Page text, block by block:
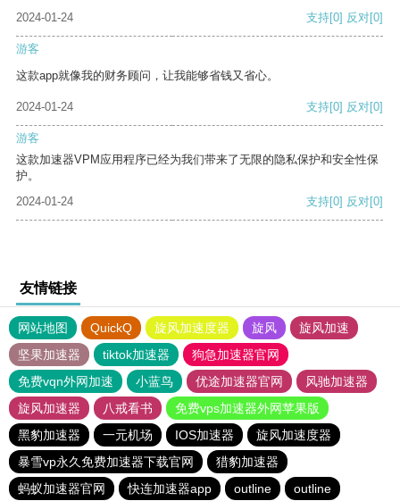
2024-01-24
支持[0] 反对[0]
游客
这款app就像我的财务顾问，让我能够省钱又省心。
2024-01-24 支持[0] 反对[0]
游客
这款加速器VPM应用程序已经为我们带来了无限的隐私保护和安全性保
护。
2024-01-24
支持[0] 反对[0]
友情链接
网站地图 QuickQ 旋风加速度器 旋风
旋风加速
坚果加速器
tiktok加速器
狗急加速器官网
免费vqn外网加速
小蓝鸟 优途加速器官网
风驰加速器
旋风加速器
八戒看书
免费vps加速器外网苹果版
黑豹加速器
一元机场 IOS加速器
旋风加速度器
暴雪vp永久免费加速器下载官网
猎豹加速器
蚂蚁加速器官网
快连加速器app outline outline